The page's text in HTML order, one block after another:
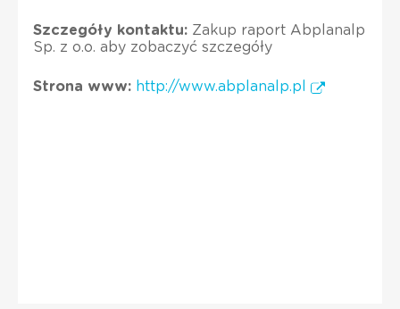
Szczegóły kontaktu: Zakup raport Abplanalp
Sp. z o.o. aby zobaczyć szczegóły
Strona www: http://www.abplanalp.pl